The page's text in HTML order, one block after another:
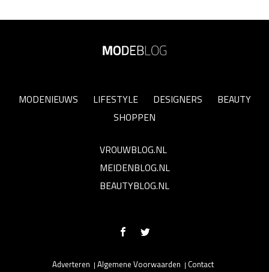
MODENIEUWS LIFESTYLE DESIGNERS
BEAUTY
SHOPPEN
VROUWBLOG.NL
MEIDENBLOG.NL
BEAUTYBLOG.NL
Adverteren Algemene Voorwaarden Contact